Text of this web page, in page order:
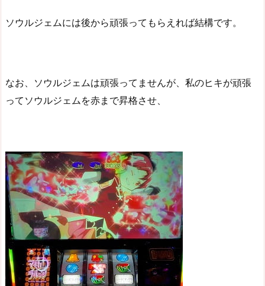
ソウルジェムには後から頑張ってもらえれば結構です。
なお、ソウルジェムは頑張ってませんが、私のヒキが頑張
ってソウルジェムを赤まで昇格させ、